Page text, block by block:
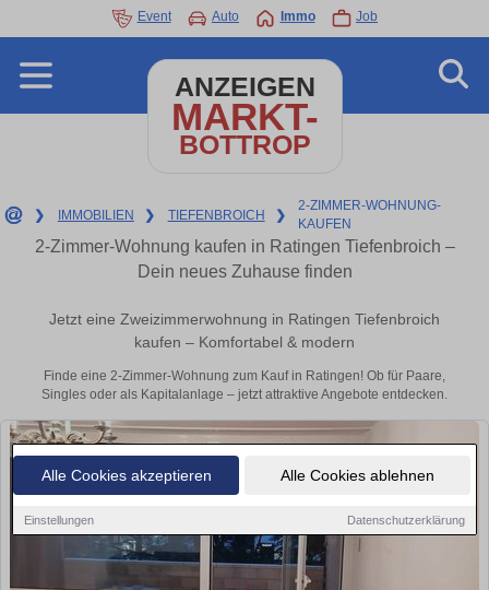
Alle Cookies akzeptieren Alle Cookies ablehnen
Einstellungen Datenschutzerklärung
Event Auto Immo Job
ANZEIGEN
MARKT-
BOTTROP
❯ IMMOBILIEN ❯ TIEFENBROICH ❯
2-ZIMMER-WOHNUNG-
KAUFEN
2-Zimmer-Wohnung kaufen in Ratingen Tiefenbroich –
Dein neues Zuhause finden
Jetzt eine Zweizimmerwohnung in Ratingen Tiefenbroich
kaufen – Komfortabel & modern
Finde eine 2-Zimmer-Wohnung zum Kauf in Ratingen! Ob für Paare,
Singles oder als Kapitalanlage – jetzt attraktive Angebote entdecken.